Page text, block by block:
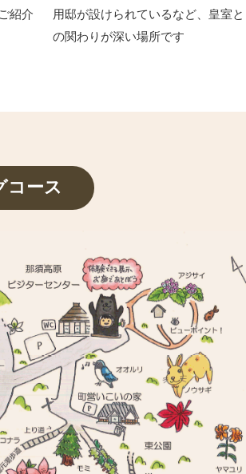
紹介
用邸が設けられているなど、皇室と
の関わりが深い場所です
コース